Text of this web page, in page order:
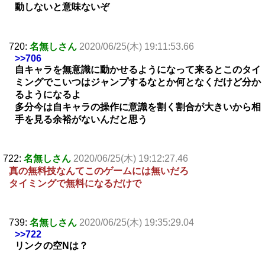
動しないと意味ないぞ
720: 名無しさん 2020/06/25(木) 19:11:53.66
>>706
自キャラを無意識に動かせるようになって来るとこのタイ
ミングでこいつはジャンプするなとか何となくだけど分か
るようになるよ
多分今は自キャラの操作に意識を割く割合が大きいから相
手を見る余裕がないんだと思う
722: 名無しさん 2020/06/25(木) 19:12:27.46
真の無料技なんてこのゲームには無いだろ
タイミングで無料になるだけで
739: 名無しさん 2020/06/25(木) 19:35:29.04
>>722
リンクの空Nは？